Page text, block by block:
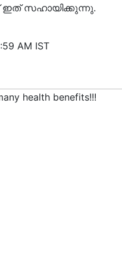
സഹായിക്കുന്നു.
AM IST